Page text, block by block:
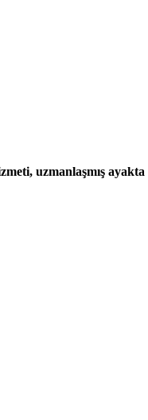
uzmanlaşmış ayakta